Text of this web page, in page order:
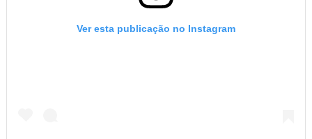
Ver esta publicação no Instagram